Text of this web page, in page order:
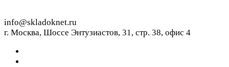
info@skladoknet.ru
г. Москва, Шоссе Энтузиастов, 31, стр. 38, офис 4